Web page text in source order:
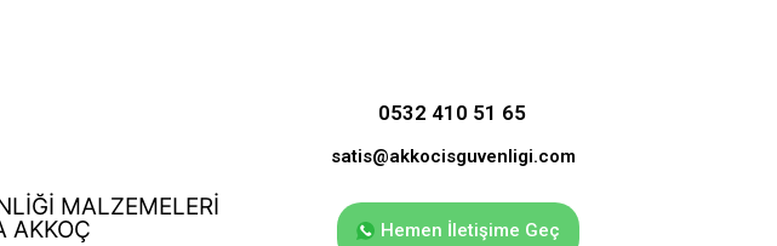
MALZEMELERİ
AKKOÇ
0532 410 51 65
satis@akkocisguvenligi.com
Hemen İletişime Geç